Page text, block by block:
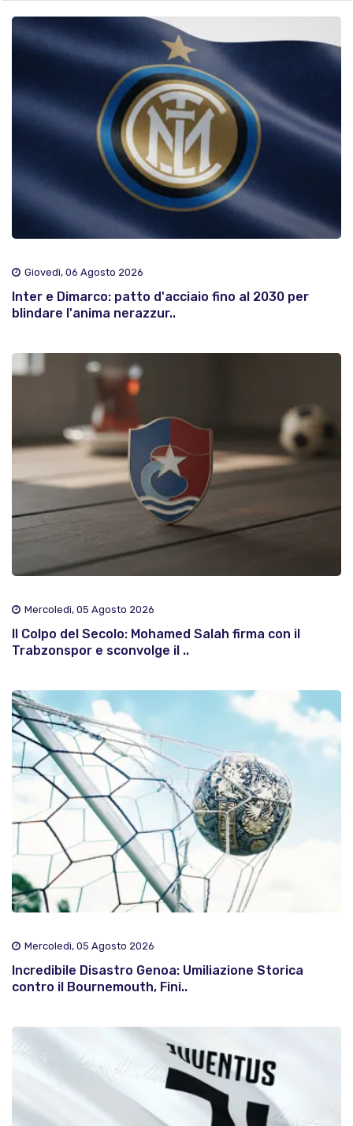
Giovedì, 06 Agosto 2026
Inter e Dimarco: patto d'acciaio fino al 2030 per
blindare l'anima nerazzur..
Mercoledì, 05 Agosto 2026
Il Colpo del Secolo: Mohamed Salah firma con il
Trabzonspor e sconvolge il ..
Mercoledì, 05 Agosto 2026
Incredibile Disastro Genoa: Umiliazione Storica
contro il Bournemouth, Fini..